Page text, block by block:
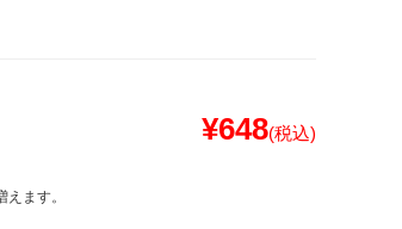
¥648(税込)
ます。